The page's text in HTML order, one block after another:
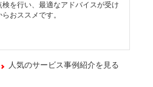
検を行い、最適なアドバイスが受け
らおススメです。
人気のサービス事例紹介を見る